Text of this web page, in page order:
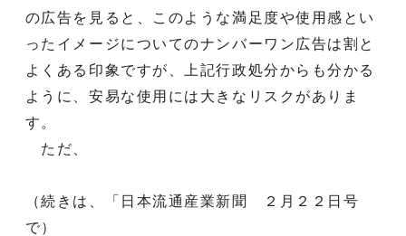
の広告を見ると、このような満足度や使用感とい
ったイメージについてのナンバーワン広告は割と
よくある印象ですが、上記行政処分からも分かる
ように、安易な使用には大きなリスクがありま
す。
ただ、
（続きは、「日本流通産業新聞 ２月２２日号
で）